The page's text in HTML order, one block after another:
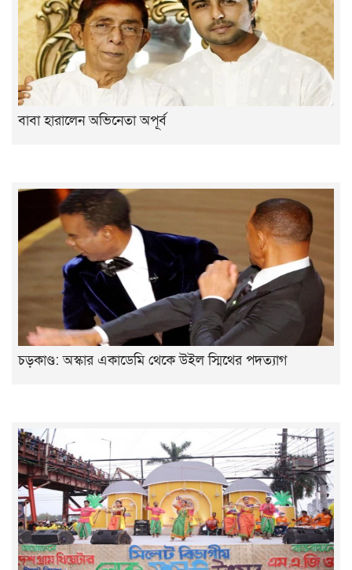
বাবা হারালেন অভিনেতা অপূর্ব
চড়কাণ্ড: অস্কার একাডেমি থেকে উইল স্মিথের পদত্যাগ